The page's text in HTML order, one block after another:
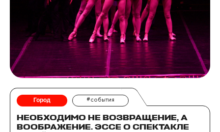
Город #события
НЕОБХОДИМО НЕ ВОЗВРАЩЕНИЕ, А
ВООБРАЖЕНИЕ. ЭССЕ О СПЕКТАКЛЕ